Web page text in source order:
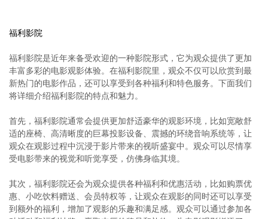
福利影院
福利影院是近年来备受欢迎的一种影院形式，它为观众提供了更加
丰富多彩的电影观影体验。在福利影院里，观众不仅可以欣赏到最
新热门的电影作品，还可以享受到各种福利和特色服务。下面我们
将详细介绍福利影院的特点和魅力。
首先，福利影院通常会提供更加舒适豪华的观影环境，比如宽敞舒
适的座椅、高清晰度的巨幕投影设备、震撼的环绕音响系统等，让
观众在观影过程中沉浸于影片带来的视听盛宴中。观众可以尽情享
受电影带来的视觉和听觉享受，仿佛身临其境。
其次，福利影院还会为观众提供各种福利和优惠活动，比如购票优
惠、小吃饮料赠送、会员特权等，让观众在观影的同时还可以享受
到额外的福利，增加了观影的乐趣和满足感。观众可以通过参加各